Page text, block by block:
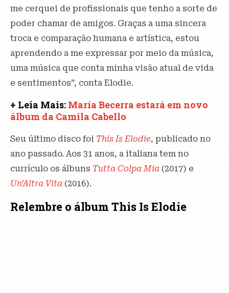
me cerquei de profissionais que tenho a sorte de
poder chamar de amigos. Graças a uma sincera
troca e comparação humana e artística, estou
aprendendo a me expressar por meio da música,
uma música que conta minha visão atual de vida
e sentimentos”, conta Elodie.
+ Leia Mais: María Becerra estará em novo
álbum da Camila Cabello
Seu último disco foi This Is Elodie, publicado no
ano passado. Aos 31 anos, a italiana tem no
currículo os álbuns Tutta Colpa Mia (2017) e
Un’Altra Vita (2016).
Relembre o álbum This Is Elodie